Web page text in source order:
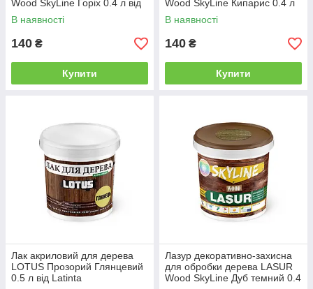
Wood SkyLine Горіх 0.4 л від
Latinta
В наявності
140 ₴
Купити
Wood SkyLine Кипарис 0.4 л
від Latinta
В наявності
140 ₴
Купити
Лак акриловий для дерева
LOTUS Прозорий Глянцевий
0.5 л від Latinta
Лазур декоративно-захисна
для обробки дерева LASUR
Wood SkyLine Дуб темний 0.4